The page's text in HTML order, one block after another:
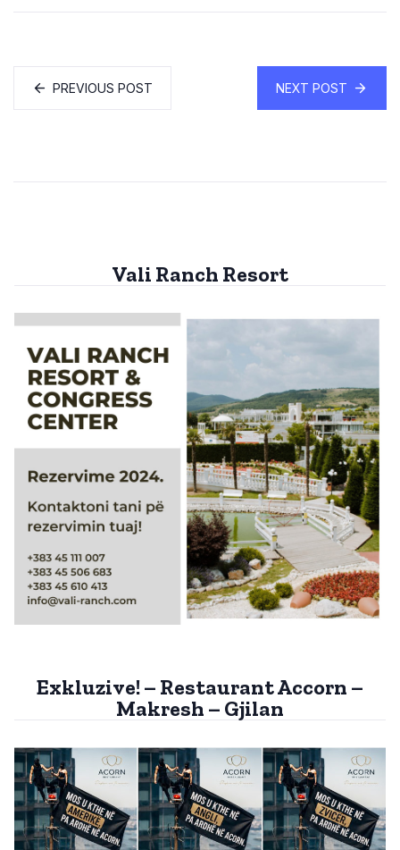
PREVIOUS POST NEXT POST
Vali Ranch Resort
Exkluzive! – Restaurant Accorn –
Makresh – Gjilan